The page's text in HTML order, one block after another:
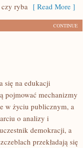
ryba [ Read More ]
CONTINUE
się na edukacji
pojmować mechanizmy
w życiu publicznym, a
o analizy i
demokracji, a
przekładają się